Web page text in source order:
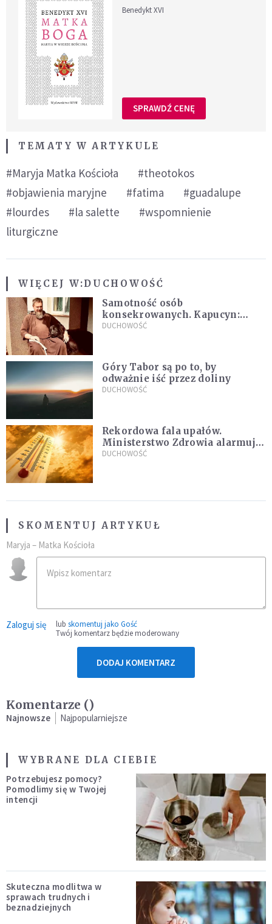
Benedykt XVI
SPRAWDŹ CENĘ
TEMATY W ARTYKULE
#Maryja Matka Kościoła
#theotokos
#objawienia maryjne
#fatima
#guadalupe
#lourdes
#la salette
#wspomnienie
liturgiczne
WIĘCEJ W:DUCHOWOŚĆ
Samotność osób
konsekrowanych. Kapucyn:
Życie w pojedynkę rzadko jest
DUCHOWOŚĆ
Góry Tabor są po to, by
odważnie iść przez doliny
DUCHOWOŚĆ
Rekordowa fala upałów.
Ministerstwo Zdrowia alarmuje
po doświadczeniach z czerwca
DUCHOWOŚĆ
SKOMENTUJ ARTYKUŁ
Maryja – Matka Kościoła
Zaloguj się lub skomentuj jako Gość
Twój komentarz będzie moderowany
DODAJ KOMENTARZ
Komentarze ()
Najnowsze Najpopularniejsze
WYBRANE DLA CIEBIE
Potrzebujesz pomocy?
Pomodlimy się w Twojej
intencji
Skuteczna modlitwa w
sprawach trudnych i
beznadziejnych